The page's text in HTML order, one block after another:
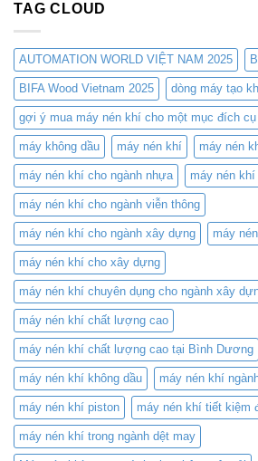
Cho
Cắt
Laser
–
Tiết
Kiệm
Chi
Phí
Nâng
Cao
Hiệu
Suất
–
Nơi
hội
tụ
công
nghệ
nén
khí
đỉnh
cao
TAG CLOUD
AUTOMATION WORLD VIỆT NAM 2025
BIFA Wood Vietnam 2025 dòng máy tạo
gợi ý mua máy nén khí cho một mục đích
máy không dầu máy nén khí máy nén
máy nén khí cho ngành nhựa máy nén
máy nén khí cho ngành viễn thông
máy nén khí cho ngành xây dựng máy
máy nén khí cho xây dựng
máy nén khí chuyên dụng cho ngành xây
máy nén khí chất lượng cao
máy nén khí chất lượng cao tại Bình Dương
máy nén khí không dầu máy nén khí
máy nén khí piston máy nén khí tiết kiệm
máy nén khí trong ngành dệt may